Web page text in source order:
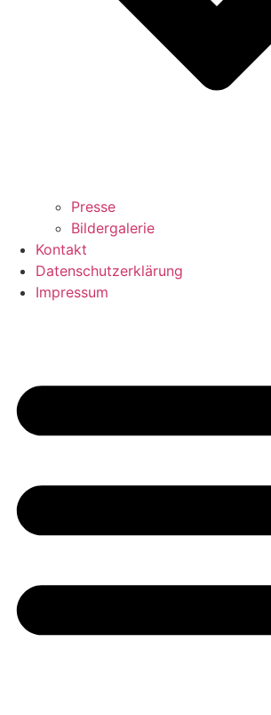
Presse
Bildergalerie
Kontakt
Datenschutzerklärung
Impressum